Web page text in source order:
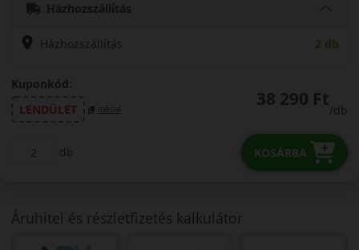
Házhozszállítás
Házhozszállítás 2 db
Kuponkód:
LENDÜLET
másol 38 290 Ft
/db
db KOSÁRBA
Áruhitel és részletfizetés kalkulátor